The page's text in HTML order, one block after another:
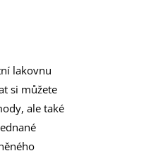
lakovnu
si můžete
ale také